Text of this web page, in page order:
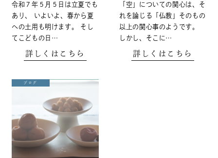
令和７年５月５日は立夏でも
あり、 いよいよ、春から夏
への土用も明けます。 そし
てこどもの日…
詳しくはこちら
「空」についての関心は、そ
れを論じる「仏教」そのもの
以上の関心事のようです。
しかし、そこに…
詳しくはこちら
ブログ